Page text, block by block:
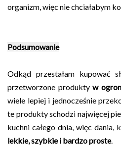
organizm, więc nie chciałabym
Podsumowanie
Odkąd przestałam kupować
przetworzone produktyw
wiele lepiej i jednocześnie
te produkty schodzi najwięcej
kuchni całego dnia, więc
lekkie, szybkie i bardzo proste.